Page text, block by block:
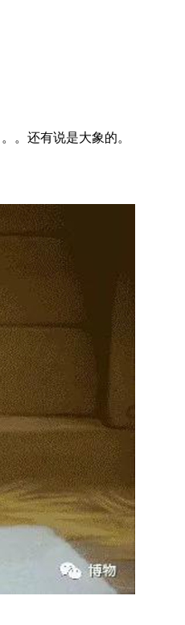
。还有说是大象的。